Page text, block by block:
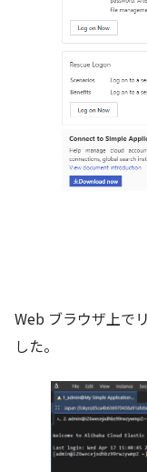
Web ブラウザ上で
した。